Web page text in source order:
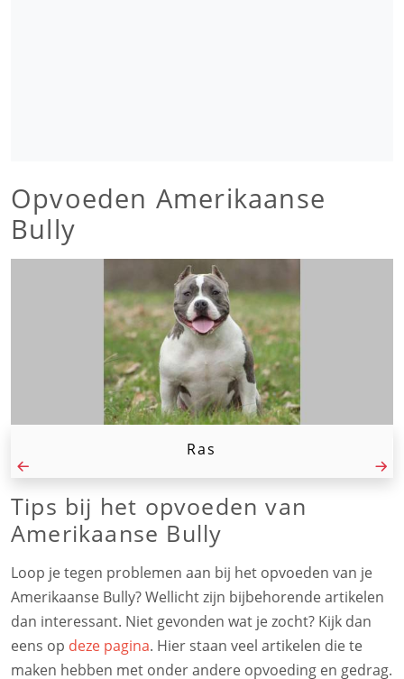
Opvoeden Amerikaanse
Bully
Ras
Tips bij het opvoeden van
Amerikaanse Bully
Loop je tegen problemen aan bij het opvoeden van je
Amerikaanse Bully? Wellicht zijn bijbehorende artikelen
dan interessant. Niet gevonden wat je zocht? Kijk dan
eens op deze pagina. Hier staan veel artikelen die te
maken hebben met onder andere opvoeding en gedrag.